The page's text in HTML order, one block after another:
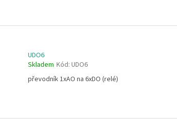
UDO6
Skladem Kód: UDO6
převodník 1xAO na 6xDO (relé)